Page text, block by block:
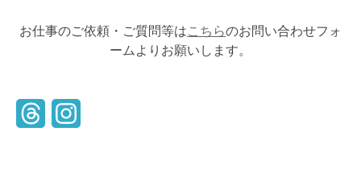
お仕事のご依頼・ご質問等はこちらのお問い合わせフォ
ームよりお願いします。